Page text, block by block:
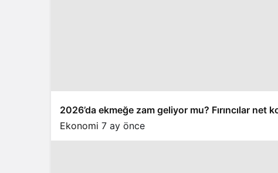
2026’da ekmeğe zam geliyor mu? Fırıncılar
Ekonomi 7 ay önce